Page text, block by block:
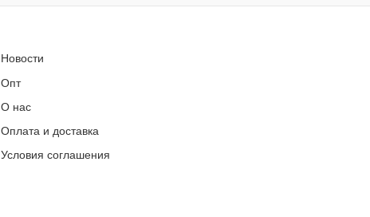
Новости
Опт
О нас
Оплата и доставка
Условия соглашения